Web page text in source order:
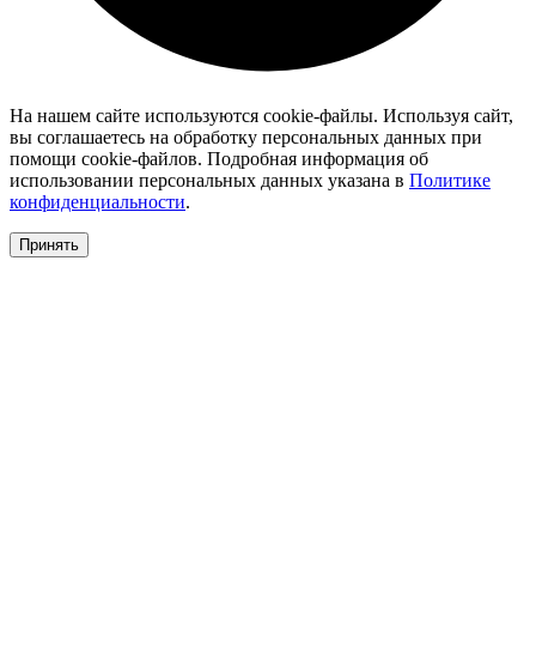
На нашем сайте используются cookie-файлы. Используя сайт,
вы соглашаетесь на обработку персональных данных при
помощи cookie-файлов. Подробная информация об
использовании персональных данных указана в Политике
конфиденциальности.
Принять